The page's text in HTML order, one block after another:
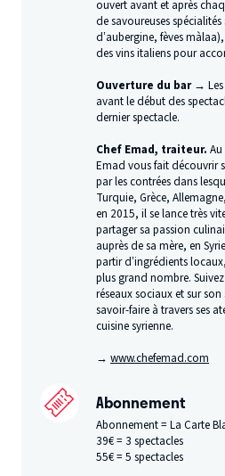
ouvert avant et après
de savoureuses
d’aubergine, fèves
des vins italiens pour
Ouverture du bar →
avant le début des
dernier spectacle.
Chef Emad, traiteur.
Emad vous fait découvrir
par les contrées dans
Turquie, Grèce,
en 2015, il se lance très
partager sa passion
auprès de sa mère, en
partir d’ingrédients
plus grand nombre.
réseaux sociaux et sur
savoir-faire à travers ses
cuisine syrienne.
→www​.chefe​mad​.com
Abonnement
Abonnement = La Carte
39€ = 3 spectacles
55€ = 5 spectacles